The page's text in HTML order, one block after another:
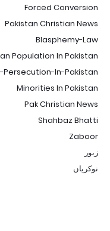
Forced Conversion
Pakistan Christian News
Blasphemy-Law
Population In Pakistan
Persecution-In-Pakistan
Minorities In Pakistan
Pak Christian News
Shahbaz Bhatti
Zaboor
زبور
نوکریاں